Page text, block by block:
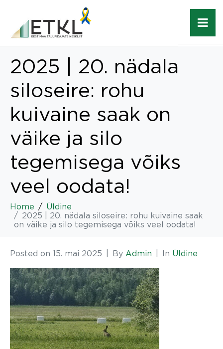
2025 | 20. nädala
siloseire: rohu
kuivaine saak on
väike ja silo
tegemisega võiks
veel oodata!
Home
Üldine
2025 | 20. nädala siloseire: rohu kuivaine saak
on väike ja silo tegemisega võiks veel oodata!
Posted on 15. mai 2025 By Admin In Üldine